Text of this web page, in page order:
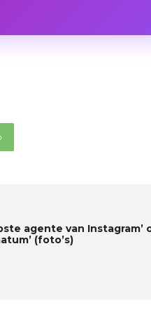
agente van Instagram’
(foto’s)